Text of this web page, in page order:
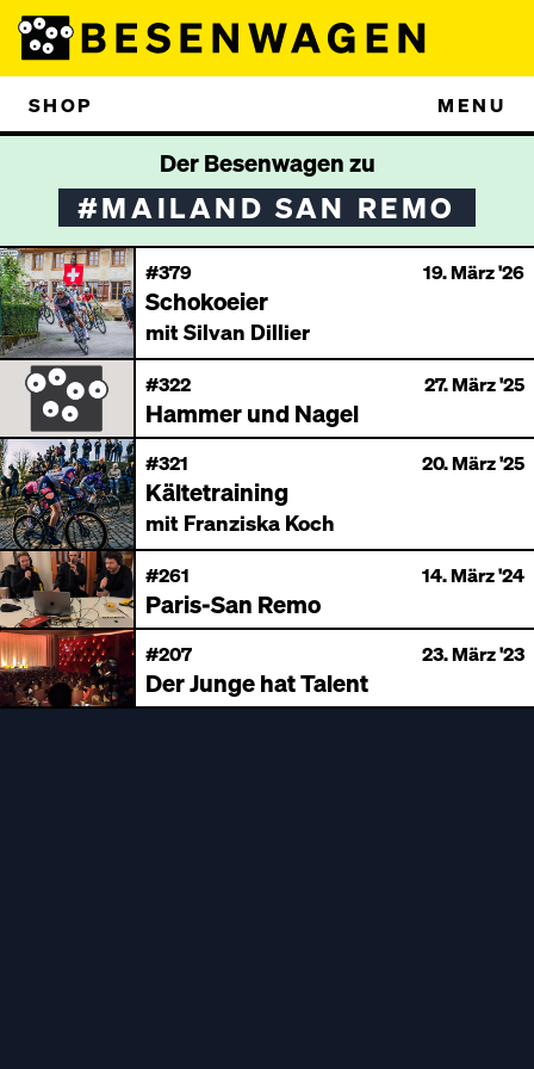
SHOP MENU
Der Besenwagen zu
#MAILAND SAN REMO
#379 19. März '26
Schokoeier
mit Silvan Dillier
#322 27. März '25
Hammer und Nagel
#321 20. März '25
Kältetraining
mit Franziska Koch
#261 14. März '24
Paris-San Remo
#207 23. März '23
Der Junge hat Talent